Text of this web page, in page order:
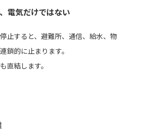
電気だけではない
止すると、避難所、通信、給水、物
鎖的に止まります。
直結します。